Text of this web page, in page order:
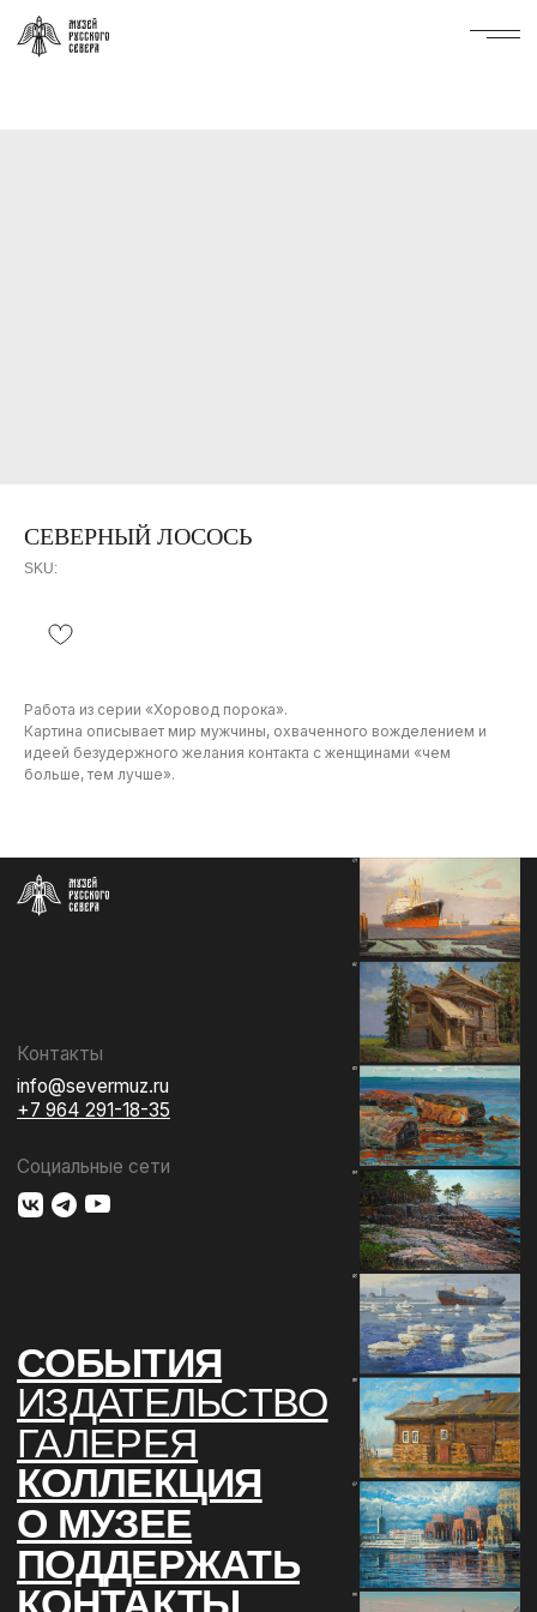
СЕВЕРНЫЙ ЛОСОСЬ
SKU:
Работа из серии «Хоровод порока».
Картина описывает мир мужчины, охваченного вожделением и
идеей безудержного желания контакта с женщинами «чем
больше, тем лучше».
КОЛЛЕКЦИЯ
О МУЗЕЕ
ПОДДЕРЖАТЬ
Использование материалов сайта
Разработка сайта
Документы музея
Контакты
info@severmuz.ru